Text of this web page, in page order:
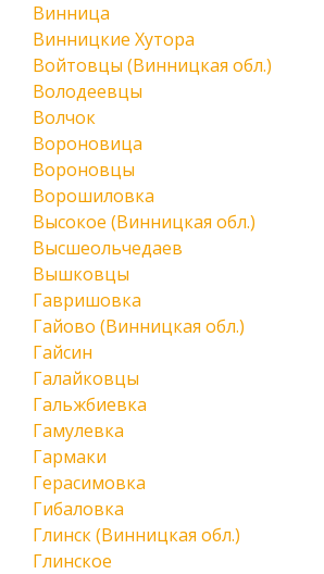
Винница
Винницкие Хутора
Войтовцы (Винницкая обл.)
Володеевцы
Волчок
Вороновица
Вороновцы
Ворошиловка
Высокое (Винницкая обл.)
Высшеольчедаев
Вышковцы
Гавришовка
Гайово (Винницкая обл.)
Гайсин
Галайковцы
Гальжбиевка
Гамулевка
Гармаки
Герасимовка
Гибаловка
Глинск (Винницкая обл.)
Глинское